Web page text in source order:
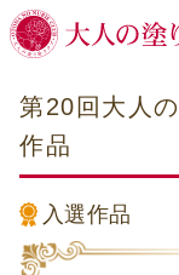
第20回大人
作品
入選作品